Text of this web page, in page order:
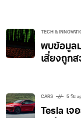
TECH &
พบข้อมูล
เสี่ยงถูก
CARS 5 วัน
Tesla เ